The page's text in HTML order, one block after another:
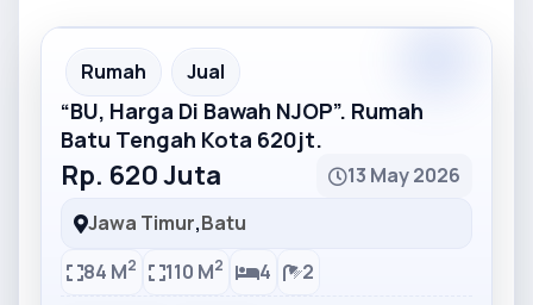
Partner Ad
Rumah Jual
“BU, Harga Di Bawah NJOP”. Rumah
Batu Tengah Kota 620jt.
Rp. 620 Juta
13 May 2026
Jawa Timur,Batu
84 M2 110 M2 4 2